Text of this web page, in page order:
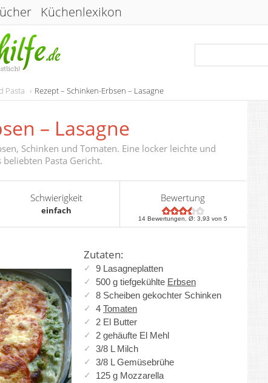
Küchenlexikon
Pasta Rezept – Schinken-Erbsen – Lasagne
– Lasagne
Schinken und Tomaten. Eine locker leichte und
Pasta Gericht.
Schwierigkeit
einfach
Bewertung
14 Bewertungen, Ø:3,93 von 5
Zutaten:
9 Lasagneplatten
500 g tiefgekühlte Erbsen
8 Scheiben gekochter Schinken
4 Tomaten
2 El Butter
2 gehäufte El Mehl
3/8 L Milch
3/8 L Gemüsebrühe
125 g Mozzarella